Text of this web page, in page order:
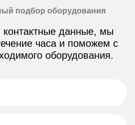
подбор оборудования
контактные данные, мы
часа и поможем с
оборудования.